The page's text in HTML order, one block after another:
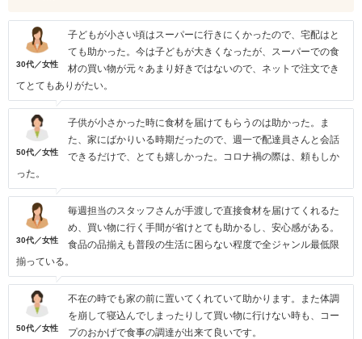
30代／女性
子どもが小さい頃はスーパーに行きにくかったので、宅配はと
ても助かった。今は子どもが大きくなったが、スーパーでの食
材の買い物が元々あまり好きではないので、ネットで注文でき
てとてもありがたい。
50代／女性
子供が小さかった時に食材を届けてもらうのは助かった。ま
た、家にばかりいる時期だったので、週一で配達員さんと会話
できるだけで、とても嬉しかった。コロナ禍の際は、頼もしか
った。
30代／女性
毎週担当のスタッフさんが手渡しで直接食材を届けてくれるた
め、買い物に行く手間が省けとても助かるし、安心感がある。
食品の品揃えも普段の生活に困らない程度で全ジャンル最低限
揃っている。
50代／女性
不在の時でも家の前に置いてくれていて助かります。また体調
を崩して寝込んでしまったりして買い物に行けない時も、コー
プのおかげで食事の調達が出来て良いです。